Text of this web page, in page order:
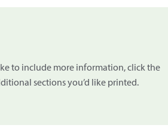
to include more information, click the
sections you’d like printed.